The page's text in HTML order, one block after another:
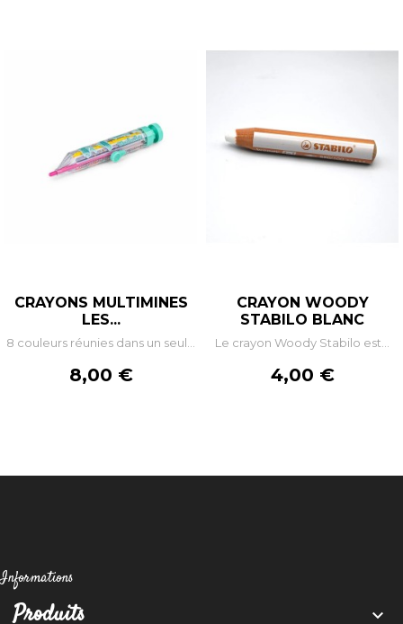
CRAYONS MULTIMINES
LES...
8 couleurs réunies dans un seul...
Prix
8,00 €
CRAYON WOODY
STABILO BLANC
Le crayon Woody Stabilo est...
Prix
4,00 €
Informations
Produits 